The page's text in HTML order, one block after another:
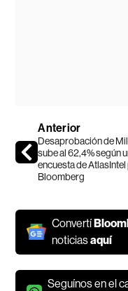
Anterior
Desaprobación de
sube al 62,4% según
encuesta de AtlasIntel
Bloomberg
Convertí
noticiasaquí
Seguínos en el